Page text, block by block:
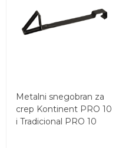
Metalni snegobran za
crep Kontinent PRO 10
i Tradicional PRO 10